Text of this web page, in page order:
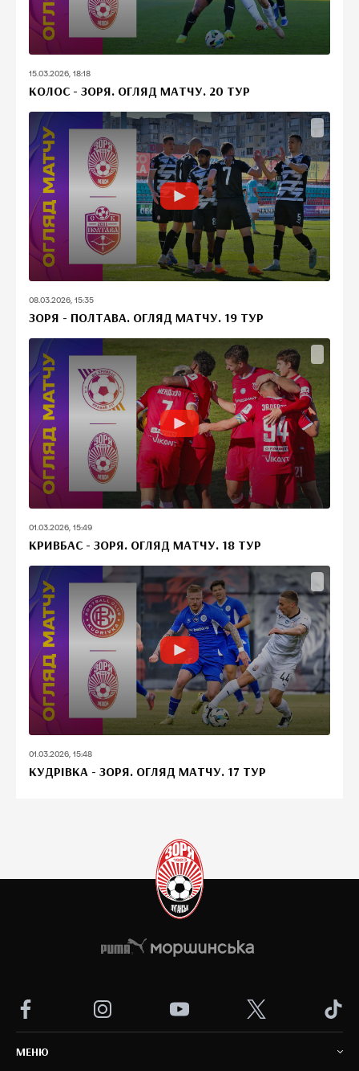
15.03.2026, 18:18
КОЛОС - ЗОРЯ. ОГЛЯД МАТЧУ. 20 ТУР
08.03.2026, 15:35
ЗОРЯ - ПОЛТАВА. ОГЛЯД МАТЧУ. 19 ТУР
01.03.2026, 15:49
КРИВБАС - ЗОРЯ. ОГЛЯД МАТЧУ. 18 ТУР
01.03.2026, 15:48
КУДРІВКА - ЗОРЯ. ОГЛЯД МАТЧУ. 17 ТУР
MEНЮ